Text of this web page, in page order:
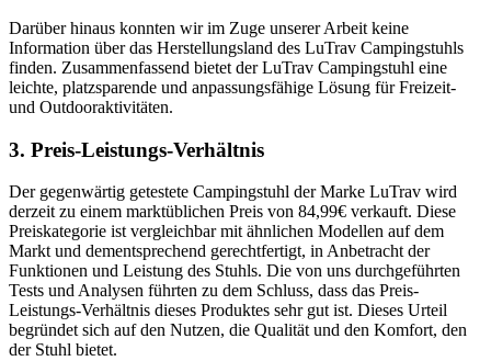
Darüber hinaus konnten wir im Zuge unserer Arbeit keine
Information über das Herstellungsland des LuTrav Campingstuhls
finden. Zusammenfassend bietet der LuTrav Campingstuhl eine
leichte, platzsparende und anpassungsfähige Lösung für Freizeit-
und Outdooraktivitäten.
3. Preis-Leistungs-Verhältnis
Der gegenwärtig getestete Campingstuhl der Marke LuTrav wird
derzeit zu einem marktüblichen Preis von 84,99€ verkauft. Diese
Preiskategorie ist vergleichbar mit ähnlichen Modellen auf dem
Markt und dementsprechend gerechtfertigt, in Anbetracht der
Funktionen und Leistung des Stuhls. Die von uns durchgeführten
Tests und Analysen führten zu dem Schluss, dass das Preis-
Leistungs-Verhältnis dieses Produktes sehr gut ist. Dieses Urteil
begründet sich auf den Nutzen, die Qualität und den Komfort, den
der Stuhl bietet.